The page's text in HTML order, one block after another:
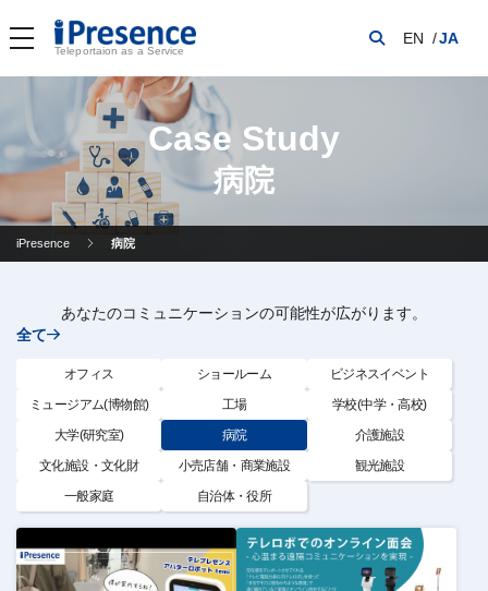
Teleportaion as a Service
EN JA
Case Study
病院
iPresence 病院
あなたのコミュニケーションの可能性が広がります。
全て
オフィス ショールーム
ビジネスイベント
ミュージアム(博物館)
工場
学校(中学・高校)
大学(研究室)
病院
介護施設
文化施設・文化財
小売店舗・商業施設
観光施設
一般家庭
自治体・役所